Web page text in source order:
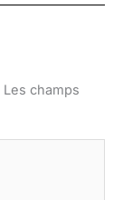
Les champs